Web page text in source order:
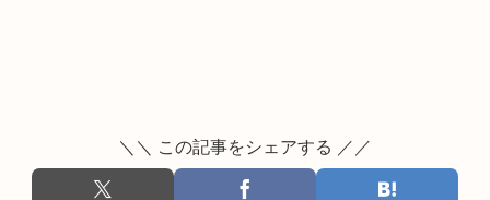
＼＼ この記事をシェアする ／／